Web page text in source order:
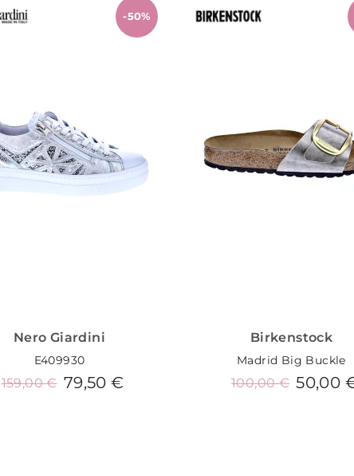
-50%
Nero Giardini
E409930
79,50 €
159,00 €
Birkenstock
Madrid Big Buckle
50,00
100,00 €